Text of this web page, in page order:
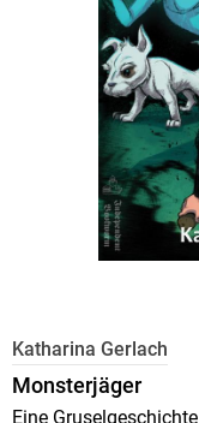
Katharina Gerlach
Monsterjäger
Eine Gruselgeschichte